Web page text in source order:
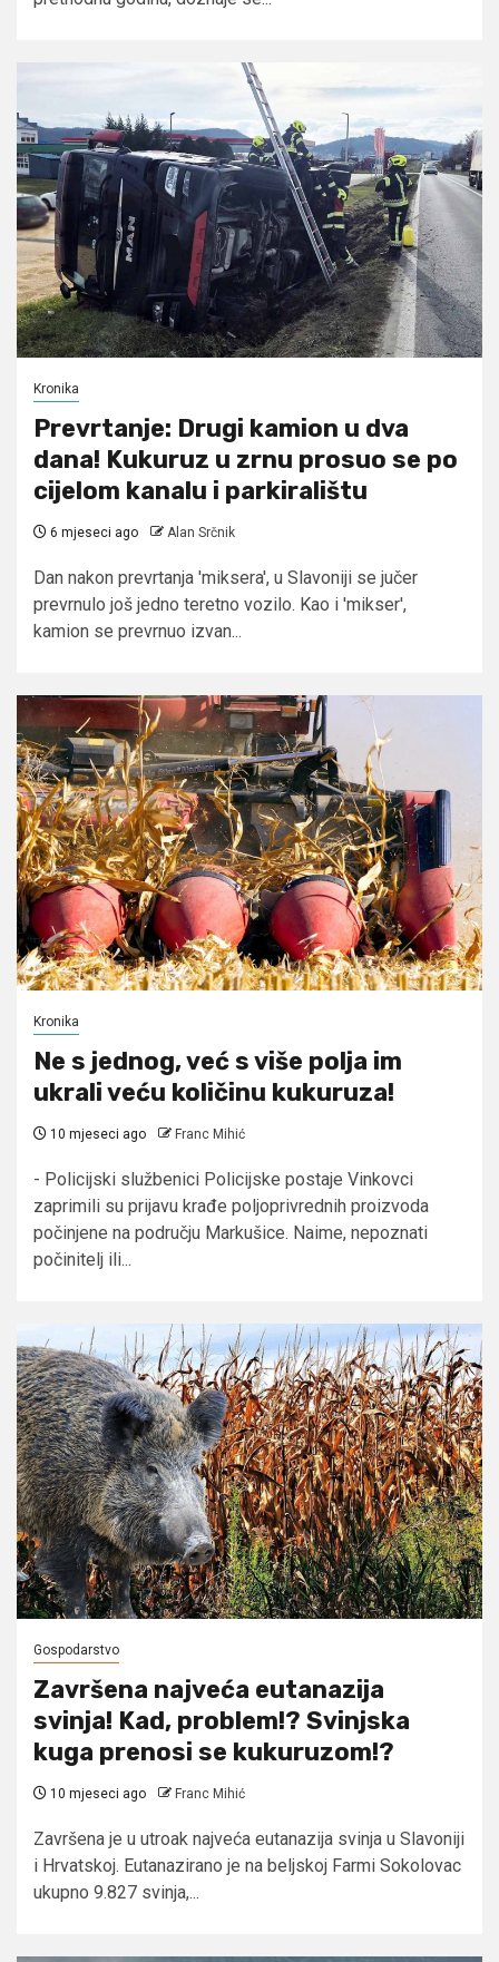
Kronika
Prevrtanje: Drugi kamion u dva
dana! Kukuruz u zrnu prosuo se po
cijelom kanalu i parkiralištu
6 mjeseci ago Alan Srčnik
Dan nakon prevrtanja 'miksera', u Slavoniji se jučer
prevrnulo još jedno teretno vozilo. Kao i 'mikser',
kamion se prevrnuo izvan...
Kronika
Ne s jednog, već s više polja im
ukrali veću količinu kukuruza!
10 mjeseci ago Franc Mihić
- Policijski službenici Policijske postaje Vinkovci
zaprimili su prijavu krađe poljoprivrednih proizvoda
počinjene na području Markušice. Naime, nepoznati
počinitelj ili...
Gospodarstvo
Završena najveća eutanazija
svinja! Kad, problem!? Svinjska
kuga prenosi se kukuruzom!?
10 mjeseci ago Franc Mihić
Završena je u utroak najveća eutanazija svinja u Slavoniji
i Hrvatskoj. Eutanazirano je na beljskoj Farmi Sokolovac
ukupno 9.827 svinja,...